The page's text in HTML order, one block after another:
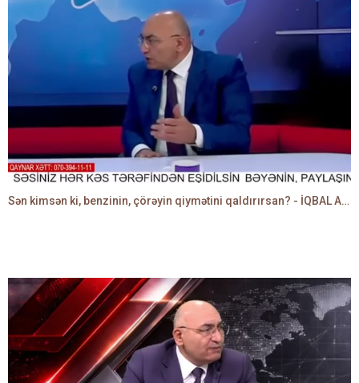
Sən kimsən ki, benzinin, çörəyin qiymətini qaldırırsan? - İQBAL AĞAZADƏ